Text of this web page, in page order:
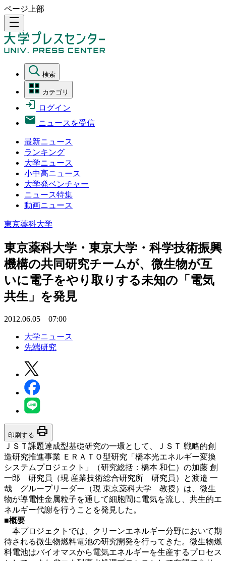
ページ上部
density_medium
検索
カテゴリ
ログイン
ニュースを受信
最新ニュース
ランキング
大学ニュース
小中高ニュース
大学発ベンチャー
ニュース特集
動画ニュース
東京薬科大学
東京薬科大学・東京大学・科学技術振興
機構の共同研究チームが、微生物が互
いに電子をやり取りする未知の「電気
共生」を発見
2012.06.05 07:00
大学ニュース
先端研究
印刷する print
ＪＳＴ課題達成型基礎研究の一環として、ＪＳＴ 戦略的創
造研究推進事業 ＥＲＡＴＯ型研究「橋本光エネルギー変換
システムプロジェクト」（研究総括：橋本 和仁）の加藤 創
一郎 研究員（現 産業技術総合研究所 研究員）と渡邉 一
哉 グループリーダー（現 東京薬科大学 教授）は、微生
物が導電性金属粒子を通して細胞間に電気を流し、共生的エ
ネルギー代謝を行うことを発見した。
■概要
本プロジェクトでは、クリーンエネルギー分野において期
待される微生物燃料電池の研究開発を行ってきた。微生物燃
料電池はバイオマスから電気エネルギーを生産するプロセス